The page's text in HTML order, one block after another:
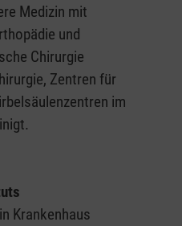
Medizin mit
und
Chirurgie
Zentren für
im
Krankenhaus